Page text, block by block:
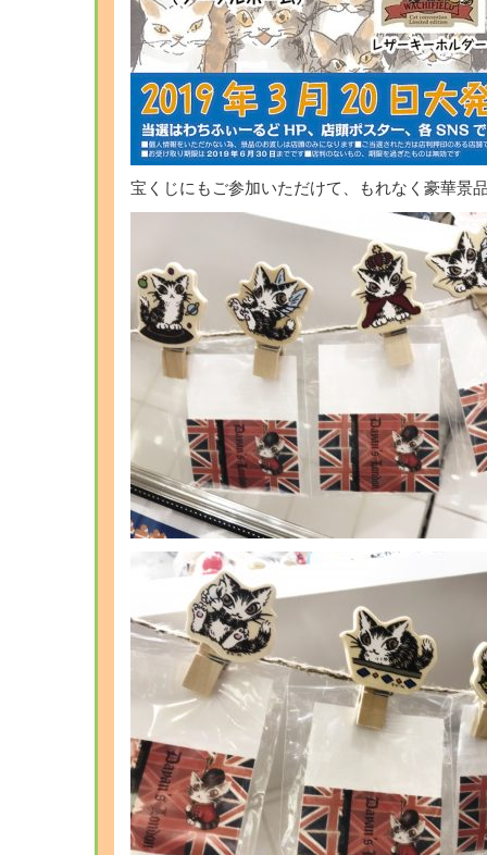
宝くじにもご参加いただけて、もれなく豪華景